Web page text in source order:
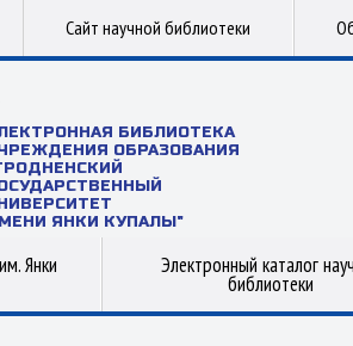
Сайт научной библиотеки
БИБЛИОТЕКА
ОБРАЗОВАНИЯ
ЯНКИ КУПАЛЫ"
Янки Электронный каталог
библиотеки